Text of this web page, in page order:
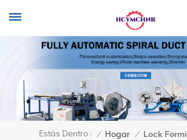
Estás Dentro : / Hogar / Lock